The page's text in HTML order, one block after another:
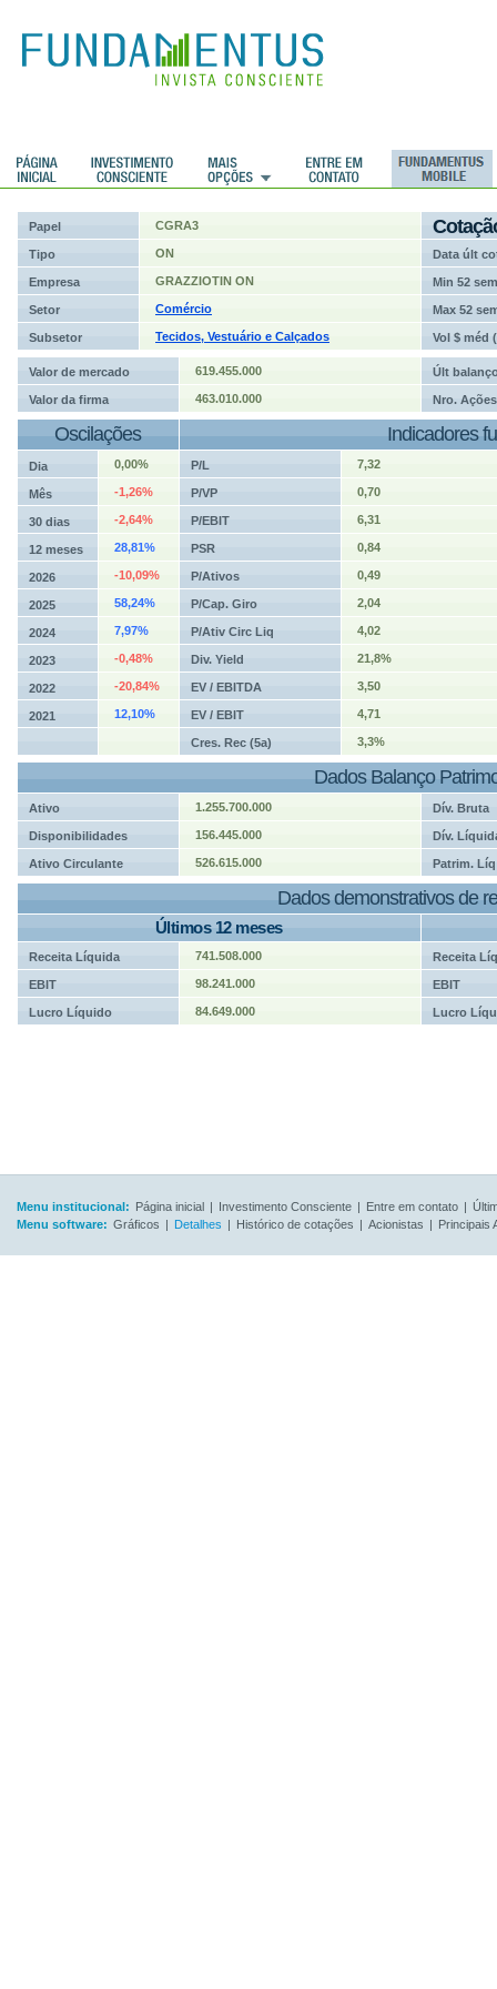
Papel CGRA3
Tipo ON Data últ
Empresa GRAZZIOTIN ON Min 52 sem
Setor Comércio Max 52
Subsetor Tecidos, Vestuário e Calçados Vol $ méd
Valor de mercado 619.455.000 Últ
Valor da firma 463.010.000 Nro. Ações
Oscilações Indicadores
Dia 0,00% P/L 7,32
Mês -1,26% P/VP 0,70
30 dias -2,64% P/EBIT 6,31
12 meses 28,81% PSR 0,84
2026 -10,09% P/Ativos 0,49
2025 58,24% P/Cap. Giro 2,04
2024 7,97% P/Ativ Circ Liq 4,02
2023 -0,48% Div. Yield 21,8%
2022 -20,84% EV / EBITDA 3,50
2021 12,10% EV / EBIT 4,71
Cres. Rec (5a) 3,3%
Dados Balanço
Ativo 1.255.700.000 Dív. Bruta
Disponibilidades 156.445.000 Dív.
Ativo Circulante 526.615.000 Patrim. Líq
Dados demonstrativos de
Últimos 12 meses
Receita Líquida 741.508.000 Receita
EBIT 98.241.000 EBIT
Lucro Líquido 84.649.000 Lucro
Menu institucional: Página inicial | Investimento Consciente | Entre em contato |
Menu software: Gráficos | Detalhes | Histórico de cotações | Acionistas | Principais